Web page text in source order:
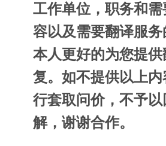
工作单位，职务和
容以及需要翻译服
本人更好的为您提供
复。如不提供以上内
行套取问价，不予
解，谢谢合作。